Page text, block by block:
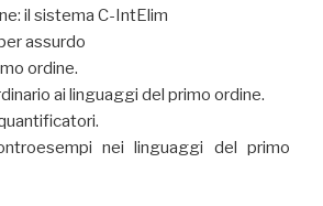
il sistema C-IntElim
assurdo
ordine.
ai linguaggi del primo ordine.
nei linguaggi del primo